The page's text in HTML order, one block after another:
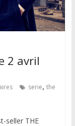
2 avril
serie, the
seller THE